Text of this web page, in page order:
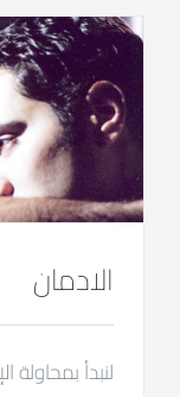
الادمان
لنبدأ